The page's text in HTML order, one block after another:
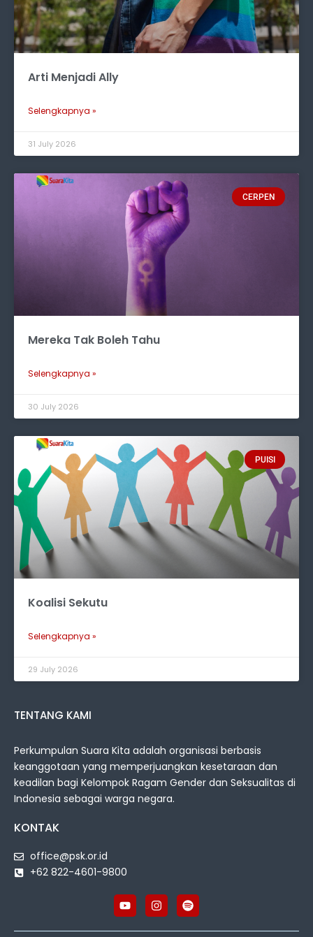
Arti Menjadi Ally
Selengkapnya »
31 July 2026
CERPEN
Mereka Tak Boleh Tahu
Selengkapnya »
30 July 2026
PUISI
Koalisi Sekutu
Selengkapnya »
29 July 2026
TENTANG KAMI
Perkumpulan Suara Kita adalah organisasi berbasis
keanggotaan yang memperjuangkan kesetaraan dan
keadilan bagi Kelompok Ragam Gender dan Seksualitas di
Indonesia sebagai warga negara.
KONTAK
office@psk.or.id
+62 822-4601-9800